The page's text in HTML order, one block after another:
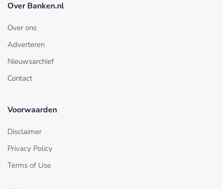
Over Banken.nl
Over ons
Adverteren
Nieuwsarchief
Contact
Voorwaarden
Disclaimer
Privacy Policy
Terms of Use